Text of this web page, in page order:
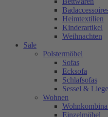
Heimtextilien
Kinderartikel
Weihnachten
Sale
Polstermöbel
Sofas
Ecksofa
Schlafsofas
Sessel &
Wohnen
Einzelmöbel